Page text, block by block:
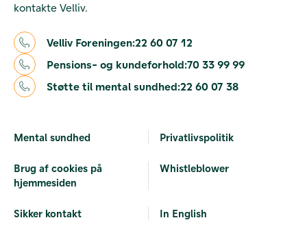
kontakte Velliv.
Velliv Foreningen:22 60 07 12
Pensions- og kundeforhold:70 33 99 99
Støtte til mental sundhed:22 60 07 38
Mental sundhed Privatlivspolitik
Brug af cookies på
hjemmesiden
Whistleblower
Sikker kontakt In English